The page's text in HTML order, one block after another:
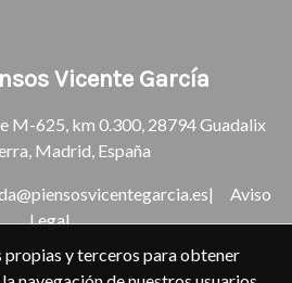
Vicente García
M-625, km 0.300, 28794 Guadalix
Madrid, España
| Aviso
Legal
y terceros para obtener